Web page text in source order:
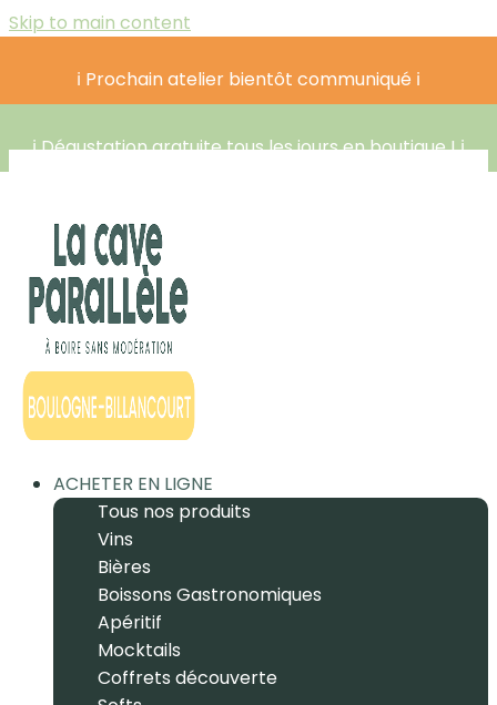
Skip to main content
ℹ️ Prochain atelier bientôt communiqué ℹ️
ℹ️ Dégustation gratuite tous les jours en boutique ! ℹ️
ACHETER EN LIGNE
Tous nos produits
Vins
Bières
Boissons Gastronomiques
Apéritif
Mocktails
Coffrets découverte